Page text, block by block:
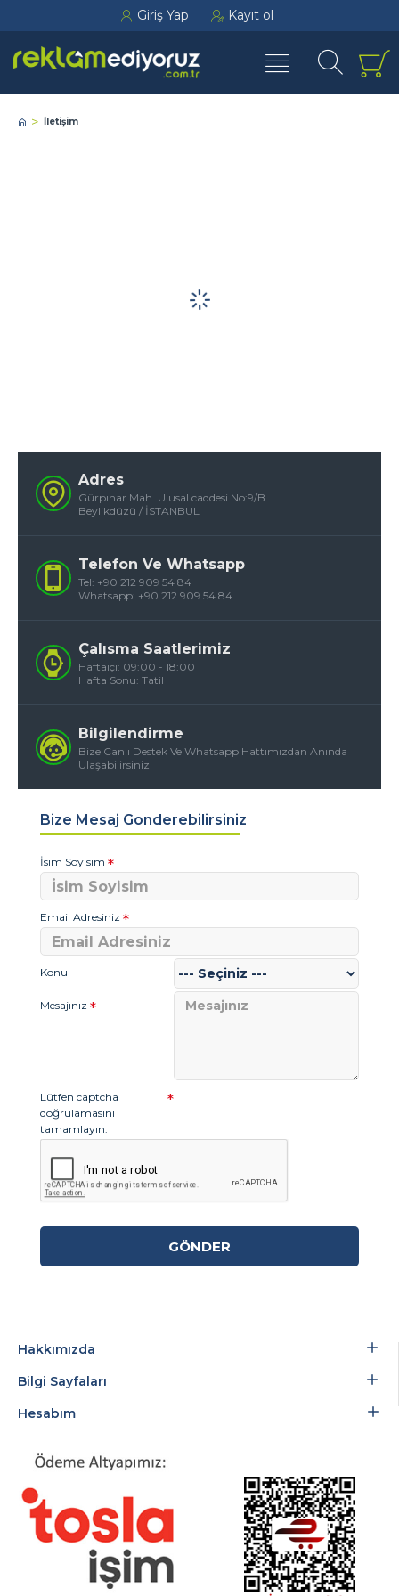
Giriş Yap Kayıt ol
İletişim
Adres
Gürpınar Mah. Ulusal caddesi No:9/B
Beylikdüzü / İSTANBUL
Telefon Ve Whatsapp
Tel: +90 212 909 54 84
Whatsapp: +90 212 909 54 84
Çalısma Saatlerimiz
Haftaiçi: 09:00 - 18:00
Hafta Sonu: Tatil
Bilgilendirme
Bize Canlı Destek Ve Whatsapp Hattımızdan Anında
Ulaşabilirsiniz
Bize Mesaj Gonderebilirsiniz
İsim Soyisim
Email Adresiniz
Konu
Mesajınız
Lütfen captcha
doğrulamasını
tamamlayın.
GÖNDER
Hakkımızda
Bilgi Sayfaları
Hesabım